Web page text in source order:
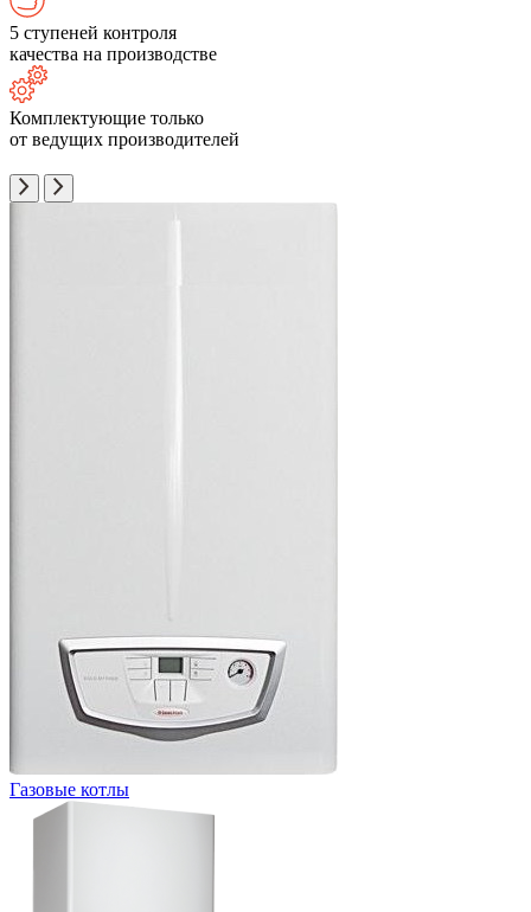
5 ступеней контроля
качества на производстве
Комплектующие только
от ведущих производителей
Газовые котлы